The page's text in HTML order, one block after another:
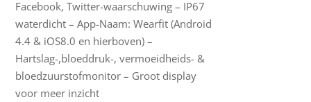
Facebook, Twitter-waarschuwing – IP67
waterdicht – App-Naam: Wearfit (Android
4.4 & iOS8.0 en hierboven) –
Hartslag-,bloeddruk-, vermoeidheids- &
bloedzuurstofmonitor – Groot display
voor meer inzicht